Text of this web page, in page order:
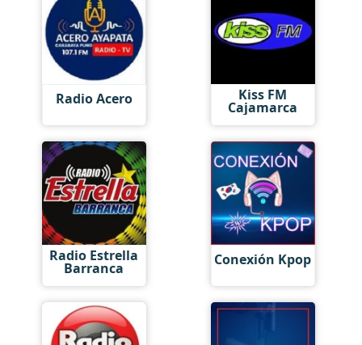
Radio Acero Kiss FM
Cajamarca
Radio Estrella
Barranca Conexión Kpop